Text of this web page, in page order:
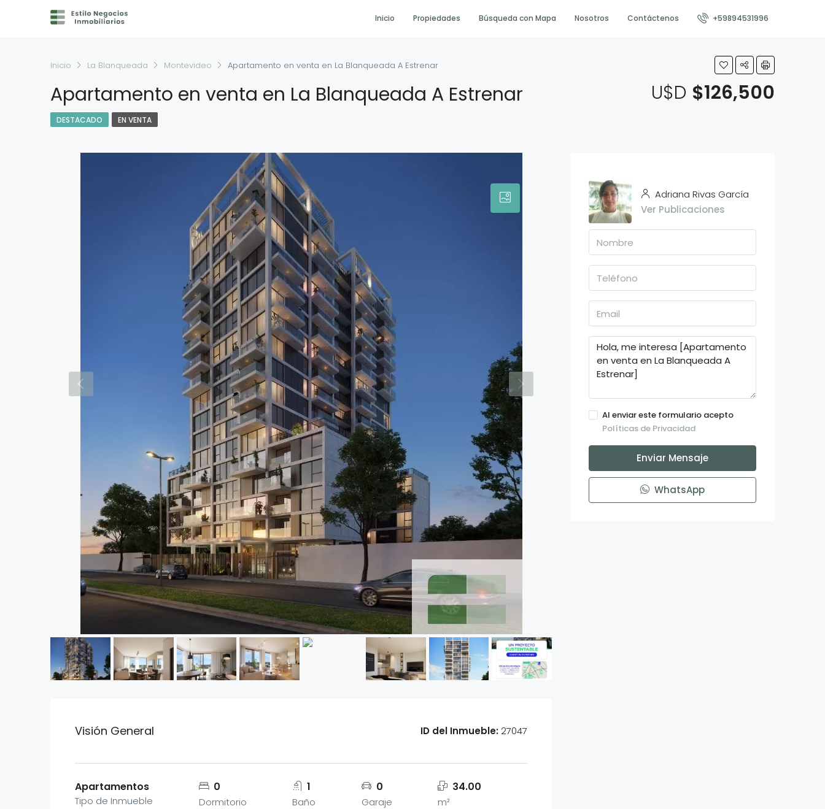
Inicio Propiedades Búsqueda con Mapa Nosotros Contáctenos +59894531996
Inicio La Blanqueada Montevideo Apartamento en venta en La Blanqueada A Estrenar
Apartamento en venta en La Blanqueada A Estrenar U$D $126,500
DESTACADO EN VENTA
Visión General ID del Inmueble: 27047
Apartamentos
Tipo de Inmueble
0
Dormitorio
1
Baño
0
Garaje
34.00
m²
Adriana Rivas García
Ver Publicaciones
Al enviar este formulario acepto
Políticas de Privacidad
Enviar Mensaje
WhatsApp